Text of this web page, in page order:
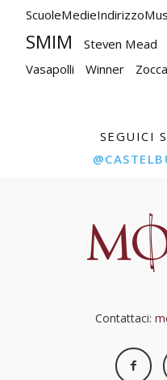
SMIM Steven Mead
Vasapolli
Winner
SEGUICI
Contattaci: